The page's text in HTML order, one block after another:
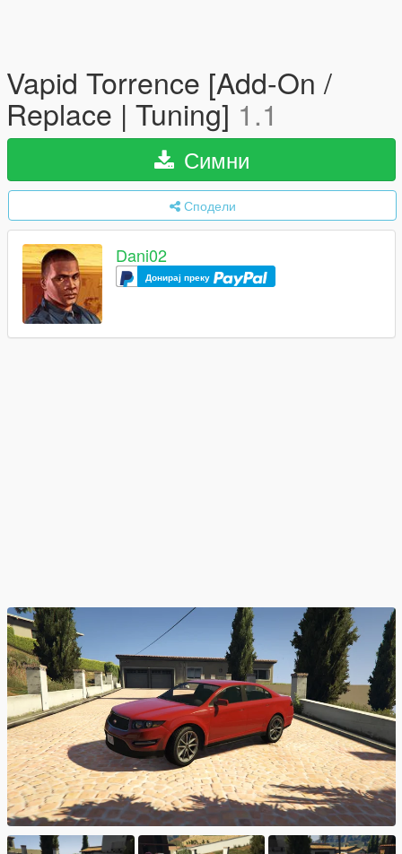
Vapid Torrence [Add-On /
Replace | Tuning] 1.1
Симни
Сподели
Dani02
Донирај преку